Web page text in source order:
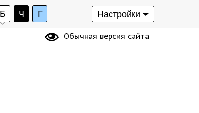
Б Ч Г Настройки
Обычная версия сайта